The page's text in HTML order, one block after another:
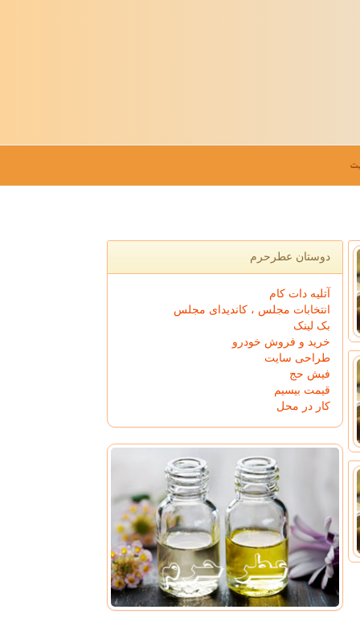
دوستان عطرحرم
آتلیه دات کام
انتخابات مجلس ، کاندیدای مجلس
بک لینک
خرید و فروش خودرو
طراحی سایت
فیش حج
قیمت بیسیم
کار در محل